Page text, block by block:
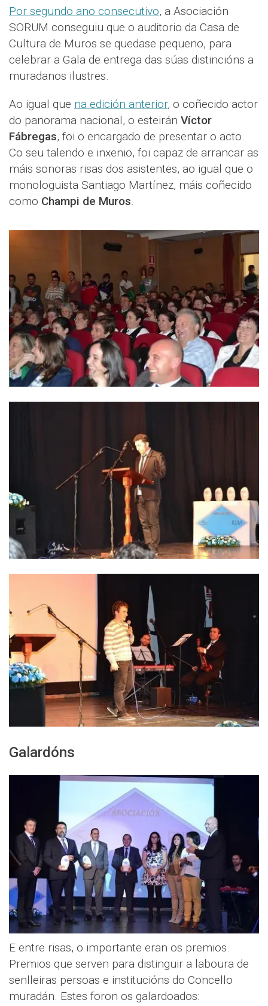
Por segundo ano consecutivo, a Asociación
SORUM conseguiu que o auditorio da Casa de
Cultura de Muros se quedase pequeno, para
celebrar a Gala de entrega das súas distincións a
muradanos ilustres.
Ao igual que na edición anterior, o coñecido actor
do panorama nacional, o esteirán Víctor
Fábregas, foi o encargado de presentar o acto.
Co seu talendo e inxenio, foi capaz de arrancar as
máis sonoras risas dos asistentes, ao igual que o
monologuista Santiago Martínez, máis coñecido
como Champi de Muros.
Galardóns
E entre risas, o importante eran os premios.
Premios que serven para distinguir a laboura de
senlleiras persoas e institucións do Concello
muradán. Estes foron os galardoados: